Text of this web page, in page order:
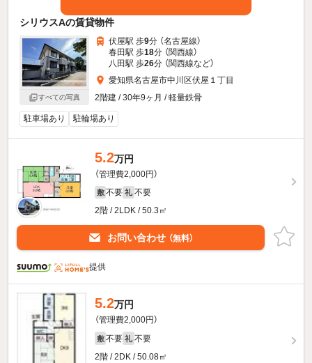
シリウスAの賃貸物件
すべての写真
伏屋駅 歩9分 （名古屋線）
春田駅 歩18分 （関西線）
八田駅 歩26分 （関西線など）
愛知県名古屋市中川区伏屋１丁目
2階建 / 30年9ヶ月 / 軽量鉄骨
駐車場あり 駐輪場あり
5.2万円
（管理費2,000円）
敷 不要 礼 不要
2階 / 2LDK / 50.3㎡
お問い合わせ （無料）
提供
5.2万円
（管理費2,000円）
敷 不要 礼 不要
2階 / 2DK / 50.08㎡